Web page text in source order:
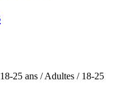
25 ans / Adultes / 18-25